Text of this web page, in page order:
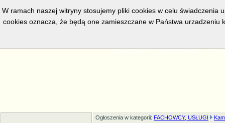
w bieżacej chwili posiadamy 5558aktywnych ogłoszeń, serwis
Strona główna Dodaj ogłoszenie
Ogłoszenia w kategorii: FACHOWCY, USŁUGI
W ramach naszej witryny stosujemy pliki cookies w celu świadczenia
cookies oznacza, że będą one zamieszczane w Państwa